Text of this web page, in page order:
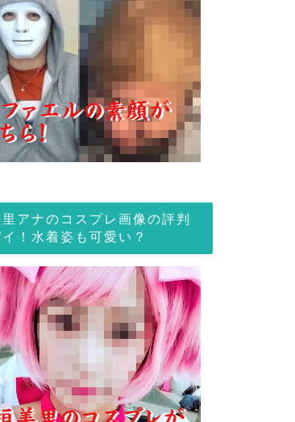
アナのコスプレ画像の評判
！水着姿も可愛い？